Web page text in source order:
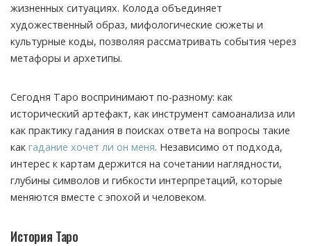
жизненных ситуациях. Колода объединяет
художественный образ, мифологические сюжеты и
культурные коды, позволяя рассматривать события через
метафоры и архетипы.
Сегодня Таро воспринимают по-разному: как
исторический артефакт, как инструмент самоанализа или
как практику гадания в поисках ответа на вопросы такие
как гадание хочет ли он меня. Независимо от подхода,
интерес к картам держится на сочетании наглядности,
глубины символов и гибкости интерпретаций, которые
меняются вместе с эпохой и человеком.
История Таро